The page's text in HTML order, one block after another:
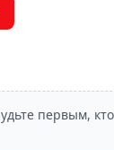
первым,